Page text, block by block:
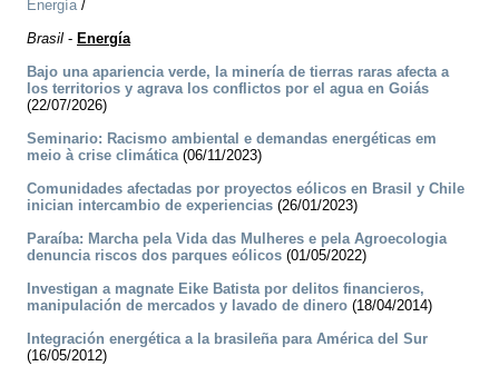
Energía/
Brasil - Energía
Bajo una apariencia verde, la minería de tierras raras afecta a
los territorios y agrava los conflictos por el agua en Goiás
(22/07/2026)
Seminario: Racismo ambiental e demandas energéticas em
meio à crise climática(06/11/2023)
Comunidades afectadas por proyectos eólicos en Brasil y Chile
inician intercambio de experiencias (26/01/2023)
Paraíba: Marcha pela Vida das Mulheres e pela Agroecologia
denuncia riscos dos parques eólicos (01/05/2022)
Investigan a magnate Eike Batista por delitos financieros,
manipulación de mercados y lavado de dinero (18/04/2014)
Integración energética a la brasileña para América del Sur
(16/05/2012)